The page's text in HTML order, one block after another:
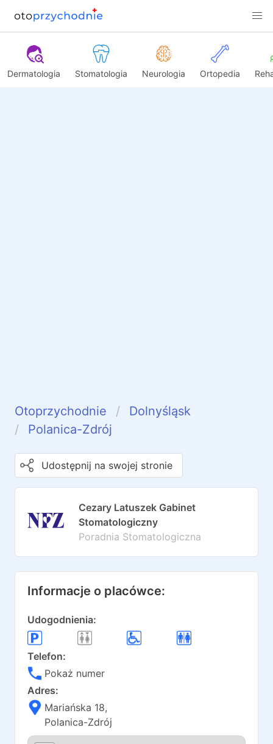
Dermatologia Stomatologia Neurologia Ortopedia
Otoprzychodnie
Dolnyśląsk
Polanica-Zdrój
Udostępnij na swojej stronie
Cezary Latuszek Gabinet
Stomatologiczny
Poradnia Stomatologiczna
Informacje o placówce:
Udogodnienia:
Telefon:
Pokaż numer
Adres:
Mariańska 18,
Polanica-Zdrój